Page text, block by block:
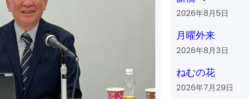
2026年8月5日
月曜外来
2026年8月3日
ねむの花
2026年7月29日